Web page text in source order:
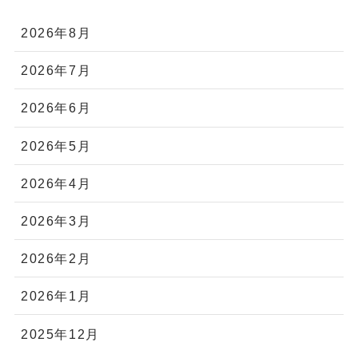
2026年8月
2026年7月
2026年6月
2026年5月
2026年4月
2026年3月
2026年2月
2026年1月
2025年12月